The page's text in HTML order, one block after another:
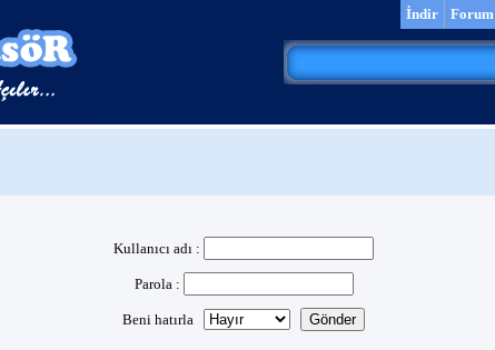
Forum
İndir
Kullanıcı adı :
Parola :
Beni hatırla